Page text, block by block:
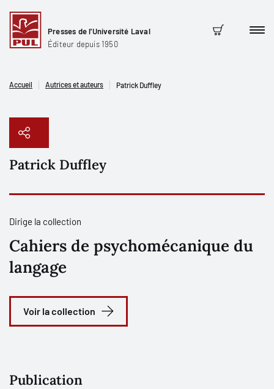
Presses de l'Université Laval
Éditeur depuis 1950
Panier
Accueil Autrices et auteurs Patrick Duffley
Patrick Duffley
Dirige la collection
Cahiers de psychomécanique du
langage
Voir la collection
Publication